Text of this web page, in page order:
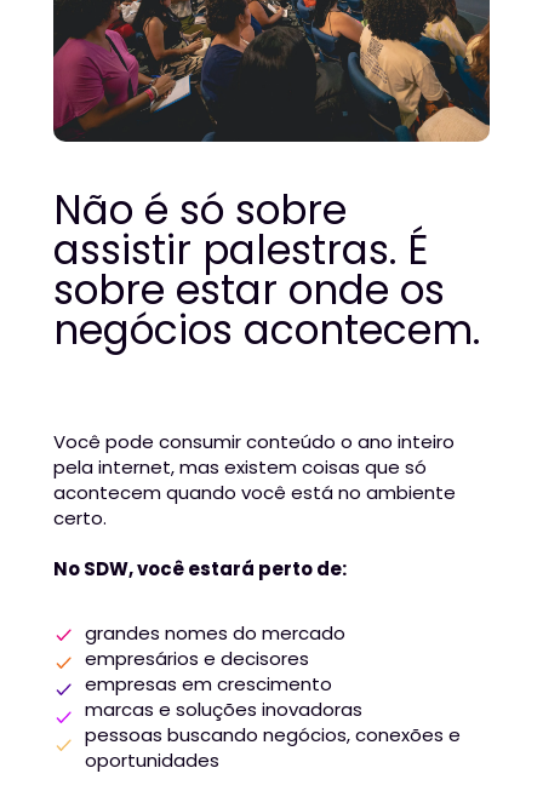
Você pode consumir conteúdo o ano inteiro
pela internet, mas existem coisas que só
acontecem quando você está no ambiente
certo.
No SDW, você estará perto de:
grandes nomes do mercado
empresários e decisores
empresas em crescimento
marcas e soluções inovadoras
pessoas buscando negócios, conexões e
oportunidades
Não é só sobre
assistir palestras. É
sobre estar onde os
negócios acontecem.